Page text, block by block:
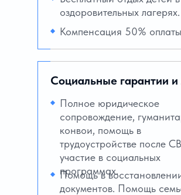
Социальные гарантии и
оздоровительных лагерях.
Компенсация 50%
Полное юридическое
сопровождение,
конвои, помощь в
трудоустройстве после
участие в социальных
программах.
Помощь в
документов. Помощь